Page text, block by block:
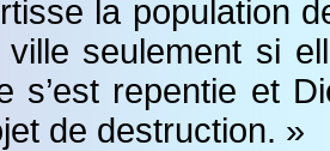
la population
ville seulement si
s’est repentie et
de destruction. »